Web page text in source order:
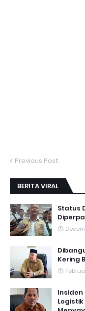
Previous Post
BERITA VIRAL
Status
Kering